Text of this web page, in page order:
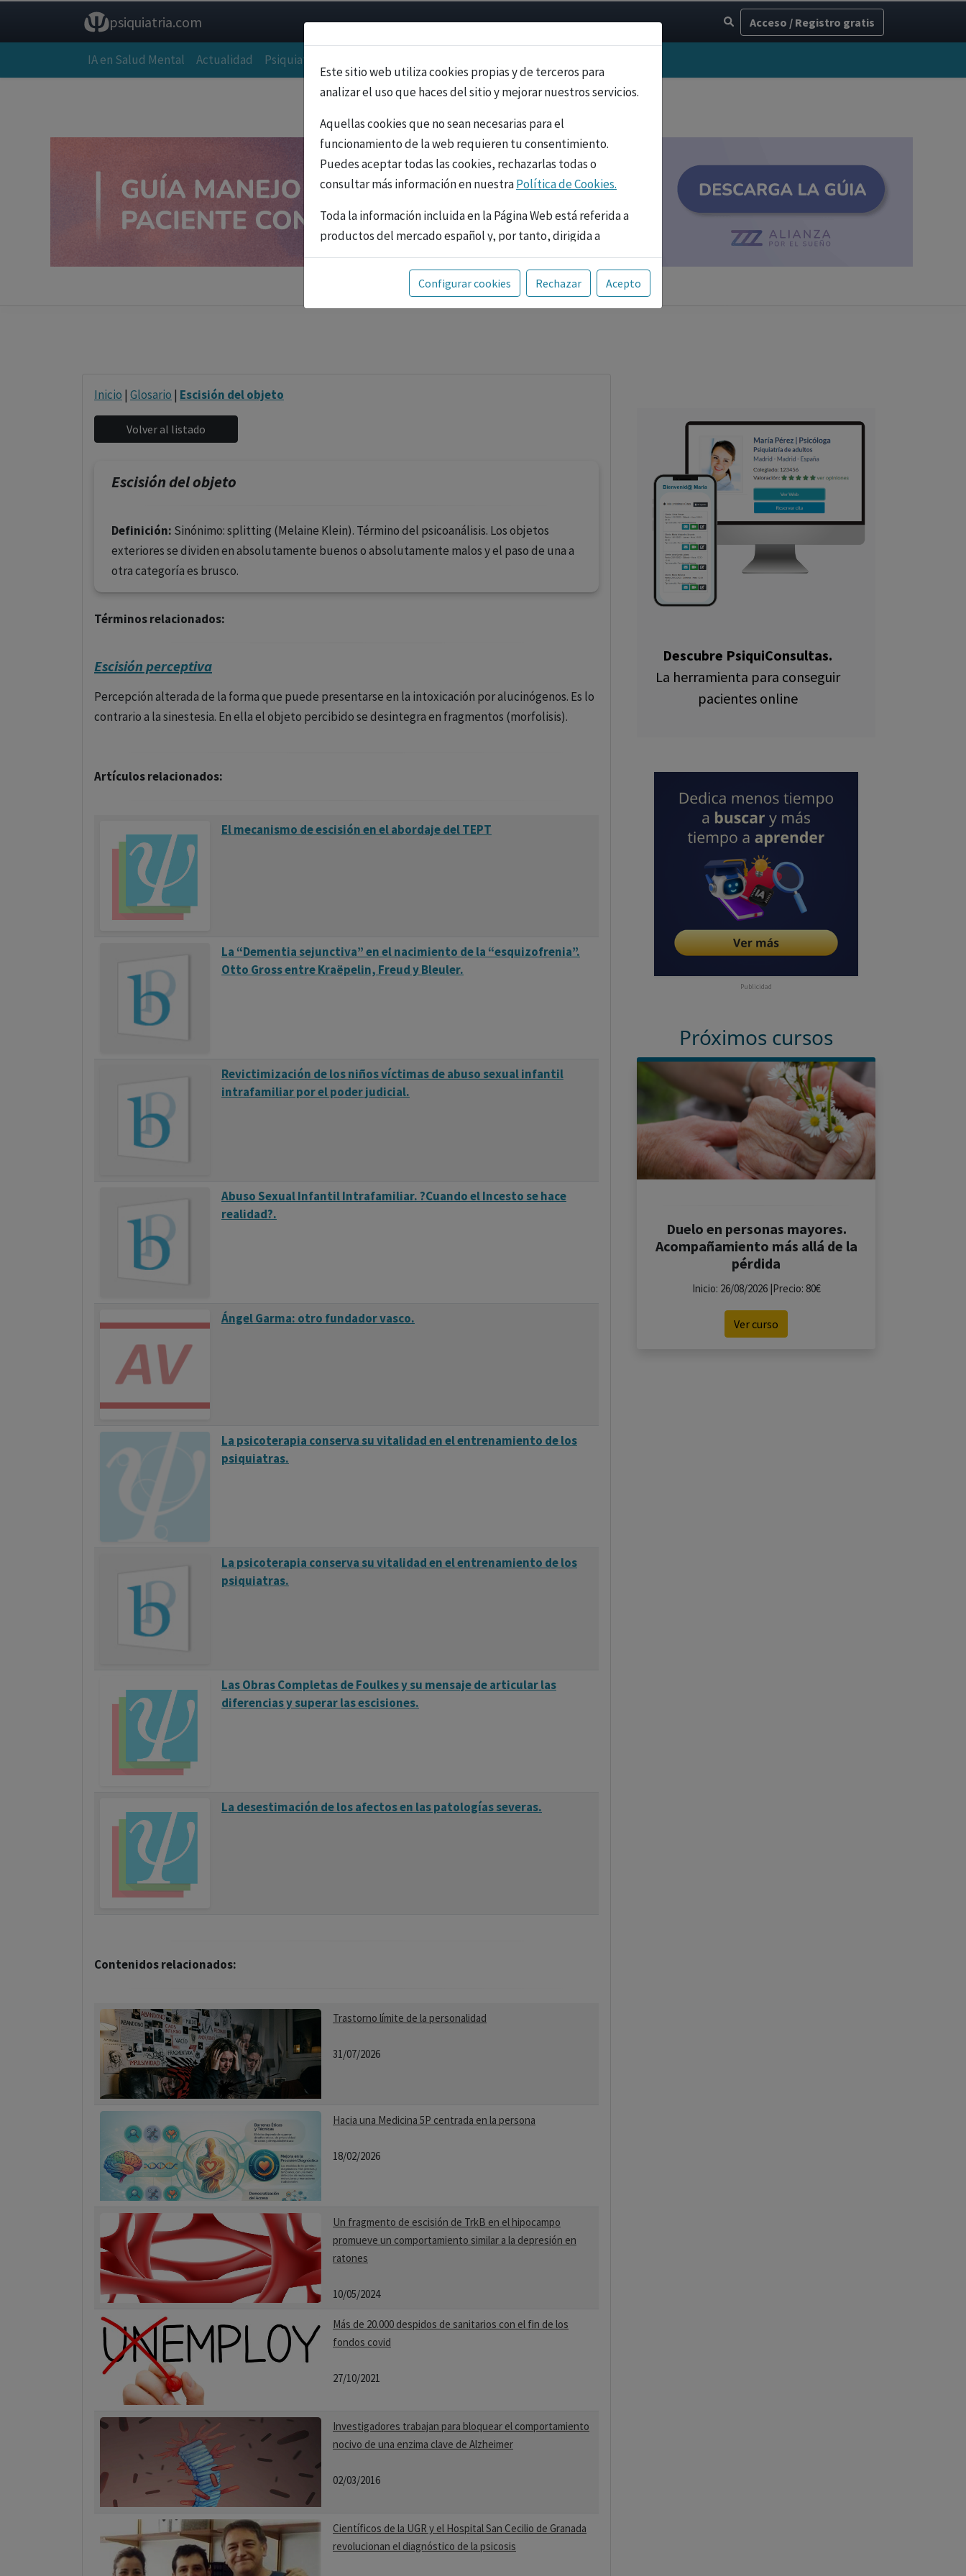
psiquiatria.com Acceso / Registro gratis
IA en Salud Mental Actualidad Psiquiatría
Este sitio web utiliza cookies propias y de terceros para
analizar el uso que haces del sitio y mejorar nuestros servicios.
Aquellas cookies que no sean necesarias para el
funcionamiento de la web requieren tu consentimiento.
Puedes aceptar todas las cookies, rechazarlas todas o
consultar más información en nuestraPolítica de Cookies.
Toda la información incluida en la Página Web está referida a
productos del mercado español y, por tanto, dirigida a
profesionales sanitarios legalmente facultados para
prescribir o dispensar medicamentos con ejercicio
profesional. La información técnica de los fármacos se facilita
Configurar cookies Rechazar Acepto
Inicio | Glosario | Escisión del objeto
Escisión del objeto
Definición: Sinónimo: splitting (Melaine Klein). Término del psicoanálisis. Los objetos
exteriores se dividen en absolutamente buenos o absolutamente malos y el paso de una a
otra categoría es brusco.
Términos relacionados:
Escisión perceptiva
Percepción alterada de la forma que puede presentarse en la intoxicación por alucinógenos. Es lo
contrario a la sinestesia. En ella el objeto percibido se desintegra en fragmentos (morfolisis).
Artículos relacionados:
El mecanismo de escisión en el abordaje del TEPT
La “Dementia sejunctiva” en el nacimiento de la “esquizofrenia”.
Otto Gross entre Kraëpelin, Freud y Bleuler.
Revictimización de los niños víctimas de abuso sexual infantil
intrafamiliar por el poder judicial.
Abuso Sexual Infantil Intrafamiliar. ?Cuando el Incesto se hace
realidad?.
Ángel Garma: otro fundador vasco.
La psicoterapia conserva su vitalidad en el entrenamiento de los
psiquiatras.
La psicoterapia conserva su vitalidad en el entrenamiento de los
psiquiatras.
Las Obras Completas de Foulkes y su mensaje de articular las
diferencias y superar las escisiones.
La desestimación de los afectos en las patologías severas.
Contenidos relacionados:
Trastorno límite de la personalidad
31/07/2026
Hacia una Medicina 5P centrada en la persona
18/02/2026
Un fragmento de escisión de TrkB en el hipocampo
promueve un comportamiento similar a la depresión en
ratones
10/05/2024
Más de 20.000 despidos de sanitarios con el fin de los
fondos covid
27/10/2021
Investigadores trabajan para bloquear el comportamiento
nocivo de una enzima clave de Alzheimer
02/03/2016
Científicos de la UGR y el Hospital San Cecilio de Granada
revolucionan el diagnóstico de la psicosis
Descubre PsiquiConsultas.
La herramienta para conseguir
pacientes online
Publicidad
Próximos cursos
Duelo en personas mayores.
Acompañamiento más allá de la
pérdida
Inicio: 26/08/2026 |Precio: 80€
Ver curso